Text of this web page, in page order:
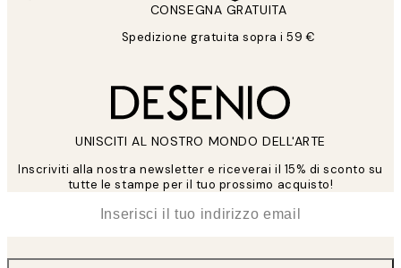
CONSEGNA GRATUITA
Spedizione gratuita sopra i 59 €
UNISCITI AL NOSTRO MONDO DELL'ARTE
Inscriviti alla nostra newsletter e riceverai il 15% di sconto su
tutte le stampe per il tuo prossimo acquisto!